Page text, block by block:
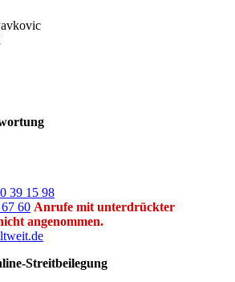
39 15 98
60 Anrufe mit unterdrückter
angenommen.
Streitbeilegung